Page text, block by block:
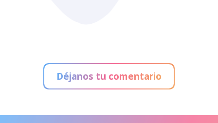
Déjanos tu comentario